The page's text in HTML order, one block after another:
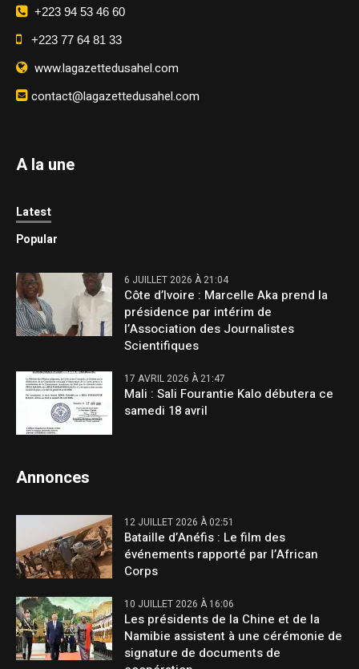
+223 94 53 46 60
+223 77 64 81 33
www.lagazettedusahel.com
contact@lagazettedusahel.com
A la une
Latest
Popular
6 JUILLET 2026 À 21:04
Côte d’Ivoire : Marcelle Aka prend la
présidence par intérim de
l’Association des Journalistes
Scientifiques
17 AVRIL 2026 À 21:47
Mali : Sali Fourantie Kalo débutera ce
samedi 18 avril
Annonces
12 JUILLET 2026 À 02:51
Bataille d’Anéfis : Le film des
événements rapporté par l’African
Corps
10 JUILLET 2026 À 16:06
Les présidents de la Chine et de la
Namibie assistent à une cérémonie de
signature de documents de